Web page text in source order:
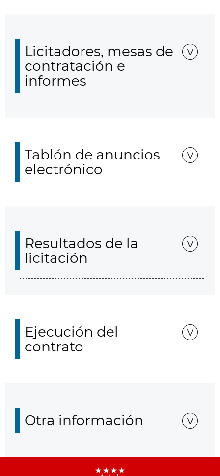
Licitadores, mesas de
contratación e
informes
Tablón de anuncios
electrónico
Resultados de la
licitación
Ejecución del
contrato
Otra información